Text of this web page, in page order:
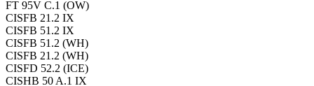
FT 95V C.1 (OW)
CISFB 21.2 IX
CISFB 51.2 IX
CISFB 51.2 (WH)
CISFB 21.2 (WH)
CISFD 52.2 (ICE)
CISHB 50 A.1 IX